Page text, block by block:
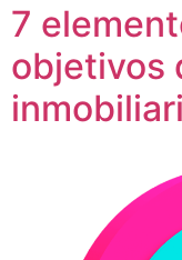
7
objetivos